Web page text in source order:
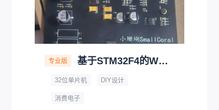
专业版 基于STM32F4的WM8978声卡
32位单片机 DIY设计
消费电子